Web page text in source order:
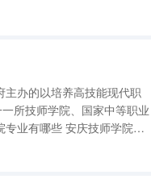
计算机与信息工程学院、土
办的以培养高技能现代职
所技师学院、国家中等职业